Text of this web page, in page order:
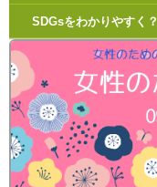
SDGsをわかりやすく？